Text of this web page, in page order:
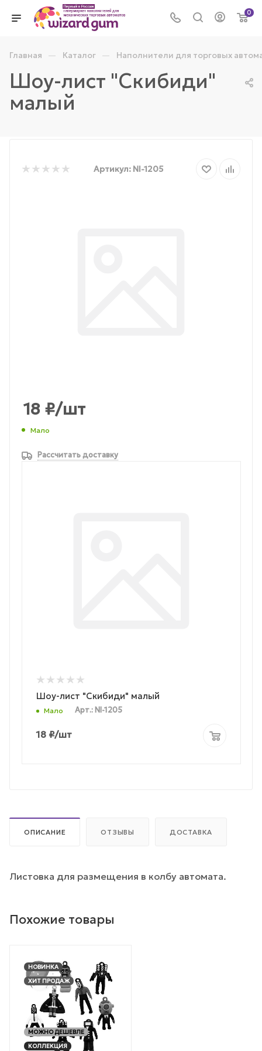
0
Главная — Каталог — Наполнители для торговых
Шоу-лист "Скибиди"
малый
Артикул: NI-1205
18 ₽/шт
Мало
Рассчитать доставку
Шоу-лист "Скибиди" малый
Мало Арт.: NI-1205
18 ₽/шт
ОПИСАНИЕ ОТЗЫВЫ ДОСТАВКА
Листовка для размещения в колбу автомата.
Похожие товары
НОВИНКА
ХИТ ПРОДАЖ
МОЖНО ДЕШЕВЛЕ
КОЛЛЕКЦИЯ